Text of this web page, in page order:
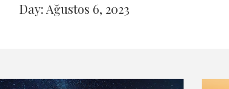
Day: Ağustos 6, 2023